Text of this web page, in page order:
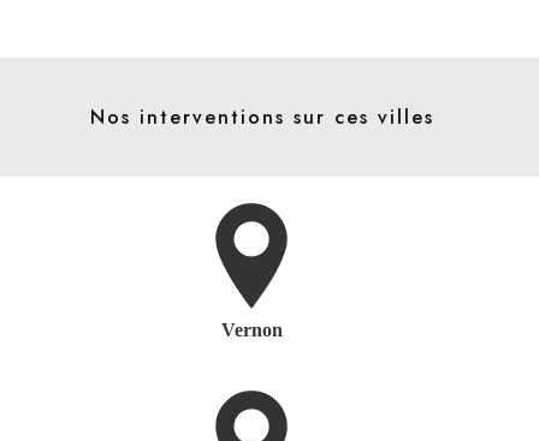
Nos interventions sur ces villes
Vernon